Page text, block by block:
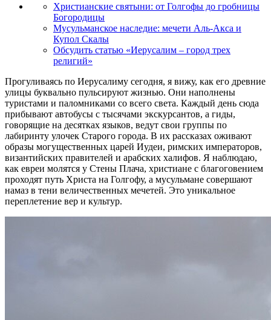
Христианские святыни: от Голгофы до гробницы
Богородицы
Мусульманское наследие: мечети Аль-Акса и
Купол Скалы
Обсудить статью «Иерусалим – город трех
религий»
Прогуливаясь по Иерусалиму сегодня, я вижу, как его древние
улицы буквально пульсируют жизнью. Они наполнены
туристами и паломниками со всего света. Каждый день сюда
прибывают автобусы с тысячами экскурсантов, а гиды,
говорящие на десятках языков, ведут свои группы по
лабиринту улочек Старого города. В их рассказах оживают
образы могущественных царей Иудеи, римских императоров,
византийских правителей и арабских халифов. Я наблюдаю,
как евреи молятся у Стены Плача, христиане с благоговением
проходят путь Христа на Голгофу, а мусульмане совершают
намаз в тени величественных мечетей. Это уникальное
переплетение вер и культур.